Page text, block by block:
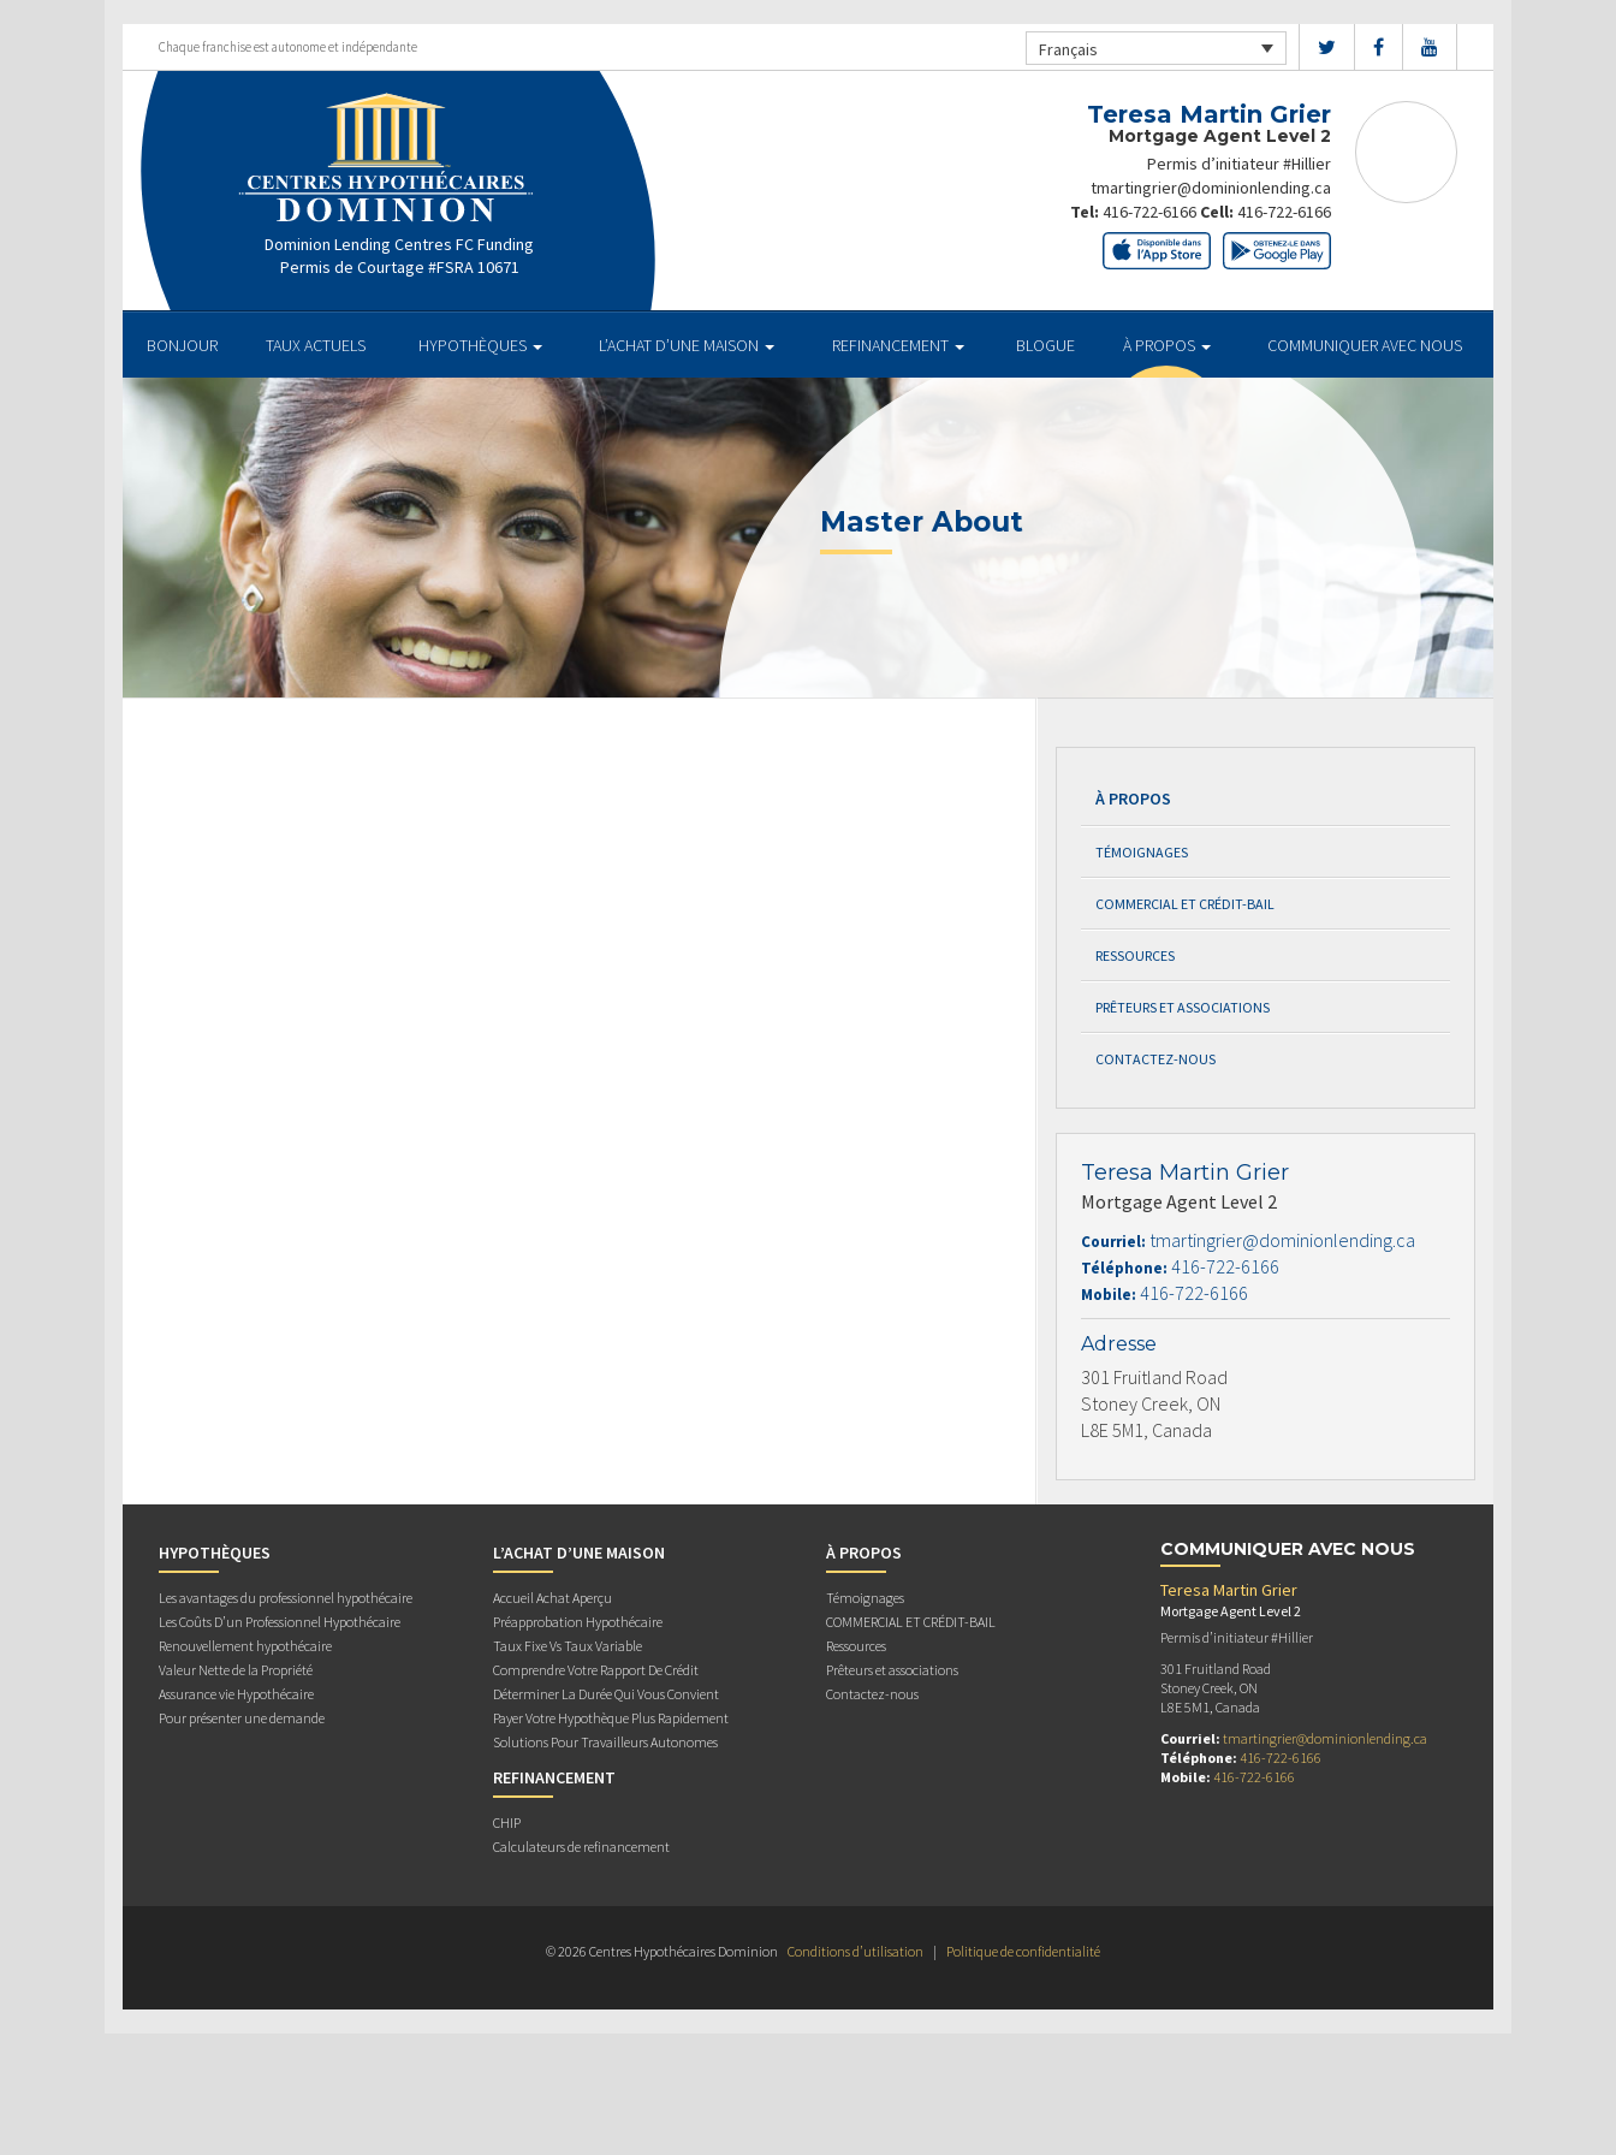
Chaque franchise est autonome et indépendante Français
Dominion Lending Centres FC Funding
Permis de Courtage #FSRA 10671
Teresa Martin Grier
Mortgage Agent Level 2
Permis d’initiateur #Hillier
tmartingrier@dominionlending.ca
Tel: 416-722-6166 Cell: 416-722-6166
BONJOUR TAUX ACTUELS HYPOTHÈQUES L’ACHAT D’UNE MAISON REFINANCEMENT BLOGUE À PROPOS COMMUNIQUER AVEC NOUS
Master About
À PROPOS
TÉMOIGNAGES
COMMERCIAL ET CRÉDIT-BAIL
RESSOURCES
PRÊTEURS ET ASSOCIATIONS
CONTACTEZ-NOUS
Teresa Martin Grier
Mortgage Agent Level 2
Courriel: tmartingrier@dominionlending.ca
Téléphone: 416-722-6166
Mobile: 416-722-6166
Adresse
301 Fruitland Road
Stoney Creek, ON
L8E 5M1, Canada
HYPOTHÈQUES
Les avantages du professionnel hypothécaire
Les Coûts D’un Professionnel Hypothécaire
Renouvellement hypothécaire
Valeur Nette de la Propriété
Assurance vie Hypothécaire
Pour présenter une demande
L’ACHAT D’UNE MAISON
Accueil Achat Aperçu
Préapprobation Hypothécaire
Taux Fixe Vs Taux Variable
Comprendre Votre Rapport De Crédit
Déterminer La Durée Qui Vous Convient
Payer Votre Hypothèque Plus Rapidement
Solutions Pour Travailleurs Autonomes
REFINANCEMENT
CHIP
Calculateurs de refinancement
À PROPOS
Témoignages
COMMERCIAL ET CRÉDIT-BAIL
Ressources
Prêteurs et associations
Contactez-nous
COMMUNIQUER AVEC NOUS
Teresa Martin Grier
Mortgage Agent Level 2
Permis d’initiateur #Hillier
301 Fruitland Road
Stoney Creek, ON
L8E 5M1, Canada
Courriel: tmartingrier@dominionlending.ca
Téléphone: 416-722-6166
Mobile: 416-722-6166
© 2026 Centres Hypothécaires Dominion Conditions d’utilisation | Politique de confidentialité